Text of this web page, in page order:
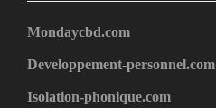
Mondaycbd.com
Developpement-personnel.com
Isolation-phonique.com